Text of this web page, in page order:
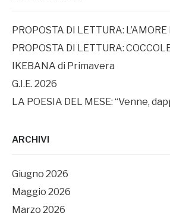
PROPOSTA DI LETTURA: L’AMORE
PROPOSTA DI LETTURA:
IKEBANA di Primavera
G.I.E. 2026
LA POESIA DEL MESE: “Venne,
ARCHIVI
Giugno 2026
Maggio 2026
Marzo 2026